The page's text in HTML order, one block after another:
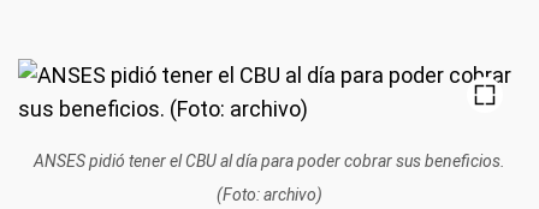
ANSES pidió tener el CBU al día para poder cobrar sus beneficios.
(Foto: archivo)